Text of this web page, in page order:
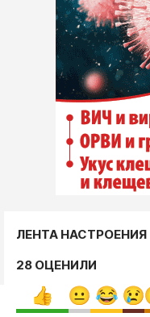
ЛЕНТА НАСТРОЕНИЯ
28 ОЦЕНИЛИ